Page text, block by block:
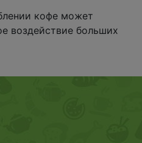
кофе может
воздействие больших